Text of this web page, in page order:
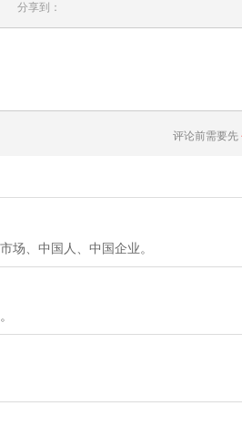
分享到：
评论前需要先
场、中国人、中国企业。